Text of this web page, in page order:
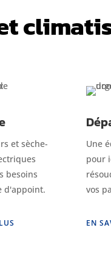
et sèche-
besoins
d'appoint.
Une
pour
vos
EN